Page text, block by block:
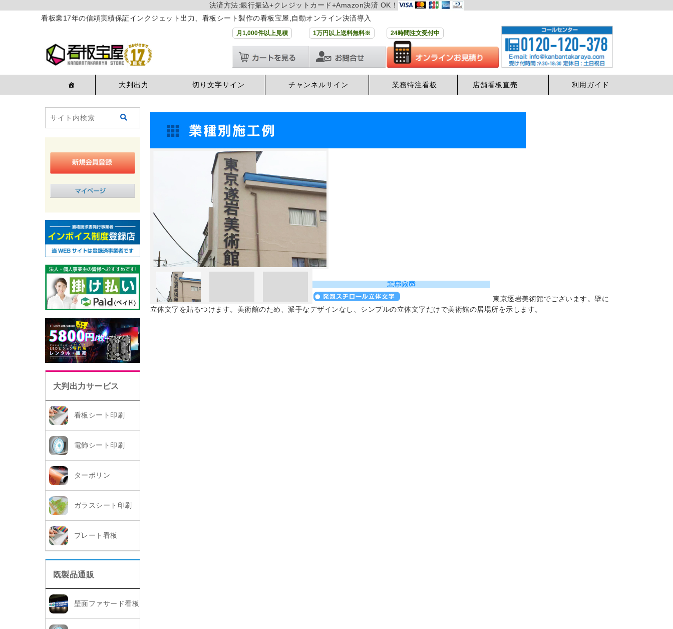
決済方法:銀行振込+クレジットカード+Amazon決済 OK！
看板業17年の信頼実績保証インクジェット出力、看板シート製作の看板宝屋,自動オンライン決済導入
月1,000件以上見積 1万円以上送料無料※ 24時間注文受付中
大判出力 切り文字サイン チャンネルサイン 業務特注看板 店舗看板直売 利用ガイド
大判出力サービス
看板シート印刷
電飾シート印刷
ターポリン
ガラスシート印刷
プレート看板
既製品通販
壁面ファサード看板
東京逐岩美術館でございます。壁に
立体文字を貼るつけます。美術館のため、派手なデザインなし、シンプルの立体文字だけで美術館の居場所を示します。